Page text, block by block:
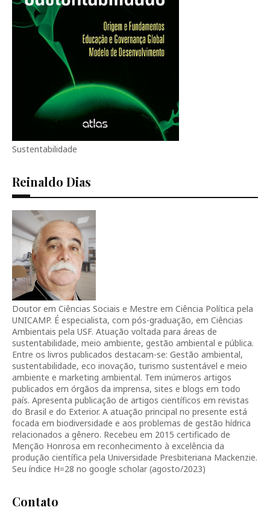
Sustentabilidade
Reinaldo Dias
Doutor em Ciências Sociais e Mestre em Ciência Política pela
UNICAMP. É especialista, com pós-graduação, em Ciências
Ambientais pela USF. Atuação voltada para áreas de
sustentabilidade, meio ambiente, gestão ambiental e pública.
Entre os livros publicados destacam-se: Gestão ambiental,
sustentabilidade, eco inovação, turismo sustentável e meio
ambiente e marketing ambiental. Tem inúmeros artigos
publicados em órgãos da imprensa, sites e blogs em todo
país. Apresenta publicação de artigos científicos em revistas
do Brasil e do Exterior. A atuação principal no presente está
focada em biodiversidade e aos problemas de gestão hídrica
relacionados a gênero. Recebeu em 2015 certificado de
Menção Honrosa em reconhecimento à excelência da
produção científica pela Universidade Presbiteriana Mackenzie.
Seu índice H=28 no google scholar (agosto/2023)
Contato